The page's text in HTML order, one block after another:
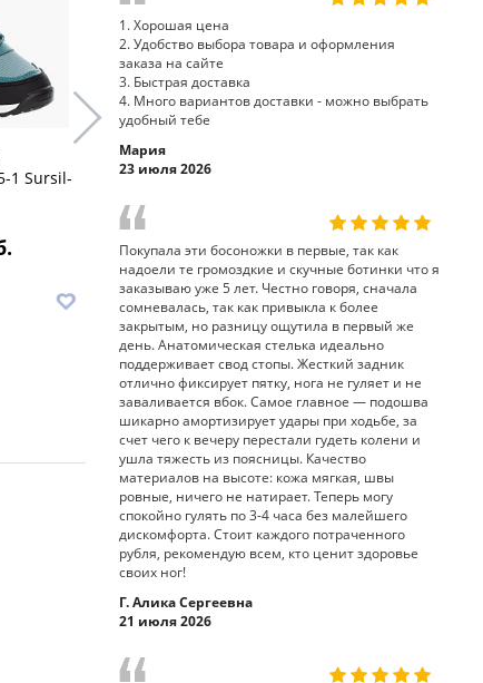
1 Sursil-
кроссовки полуботинки 65-
8 340 руб.
В корзину В
1. Хорошая цена
2. Удобство выбора товара и оформления
заказа на сайте
3. Быстрая доставка
4. Много вариантов доставки - можно выбрать
удобный тебе
Мария
23 июля 2026
Покупала эти босоножки в первые, так как
надоели те громоздкие и скучные ботинки что я
заказываю уже 5 лет. Честно говоря, сначала
сомневалась, так как привыкла к более
закрытым, но разницу ощутила в первый же
день. Анатомическая стелька идеально
поддерживает свод стопы. Жесткий задник
отлично фиксирует пятку, нога не гуляет и не
заваливается вбок. Самое главное — подошва
шикарно амортизирует удары при ходьбе, за
счет чего к вечеру перестали гудеть колени и
ушла тяжесть из поясницы. Качество
материалов на высоте: кожа мягкая, швы
ровные, ничего не натирает. Теперь могу
спокойно гулять по 3-4 часа без малейшего
дискомфорта. Стоит каждого потраченного
рубля, рекомендую всем, кто ценит здоровье
своих ног!
Г. Алика Сергеевна
21 июля 2026